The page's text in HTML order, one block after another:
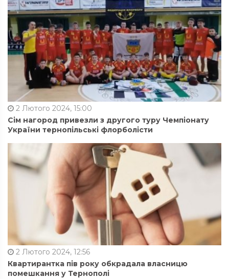
2 Лютого 2024, 15:00
Сім нагород привезли з другого туру Чемпіонату
України тернопільські флорболісти
2 Лютого 2024, 12:56
Квартирантка пів року обкрадала власницю
помешкання у Тернополі